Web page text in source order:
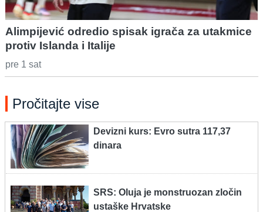
Alimpijević odredio spisak igrača za utakmice
protiv Islanda i Italije
pre 1 sat
Pročitajte vise
Devizni kurs: Evro sutra 117,37
dinara
SRS: Oluja je monstruozan zločin
ustaške Hrvatske